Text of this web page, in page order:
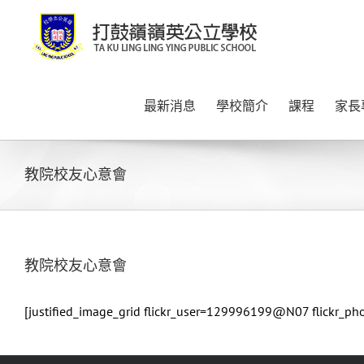
content
最新消息 學校簡介 課程 家
教院校友心意會
教院校友心意會
[justified_image_grid flickr_user=129996199@N07